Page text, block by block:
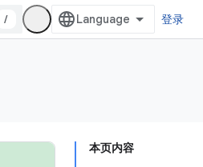
/ 登录
本页内容